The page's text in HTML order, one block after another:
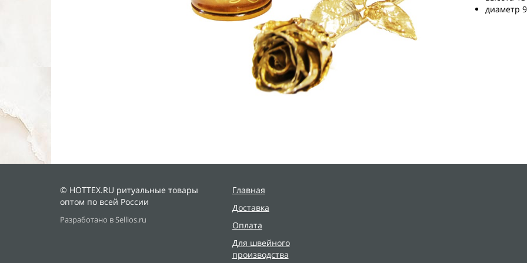
диаметр
© HOTTEX.RU ритуальные товары
оптом по всей России
Разработано в Sellios.ru
Главная
Доставка
Оплата
Для швейного
производства